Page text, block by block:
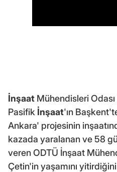
İnşaat Mühendisleri
Pasifik İnşaat'ın
Ankara' projesinin
kazada yaralanan ve 58
veren ODTÜ İnşaat
Çetin'in yaşamını yitirdiğini